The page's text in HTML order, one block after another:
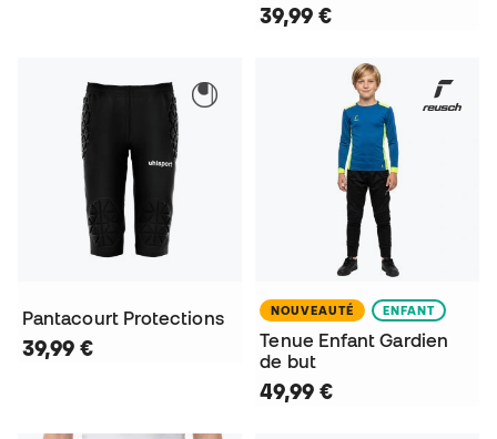
39,99 €
Pantacourt Protections
39,99 €
NOUVEAUTÉ ENFANT
Tenue Enfant Gardien
de but
49,99 €